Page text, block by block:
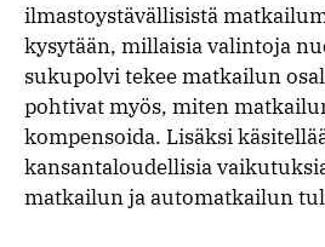
ilmastoystävällisistä
kysytään, millaisia valintoja
sukupolvi tekee matkailun
pohtivat myös, miten
kompensoida. Lisäksi
kansantaloudellisia
matkailun ja automatkailun